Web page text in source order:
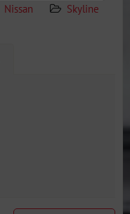
Nissan
Skyline